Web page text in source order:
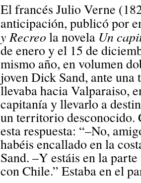
El francés Julio Verne
anticipación, publicó por
y Recreo la novela Un
de enero y el 15 de
mismo año, en volumen
joven Dick Sand, ante
llevaba hacia Valparaiso,
capitanía y llevarlo a
un territorio desconocido.
esta respuesta: “–No,
habéis encallado en la
Sand. –Y estáis en la
con Chile.” Estaba en el